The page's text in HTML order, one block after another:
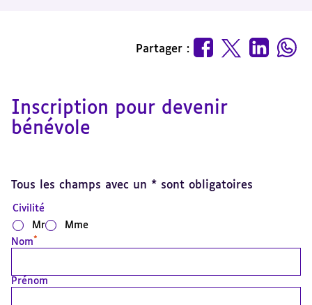
Partager :
Inscription pour devenir
bénévole
Tous les champs avec un * sont obligatoires
Civilité
Mr
Mme
Nom *
Prénom